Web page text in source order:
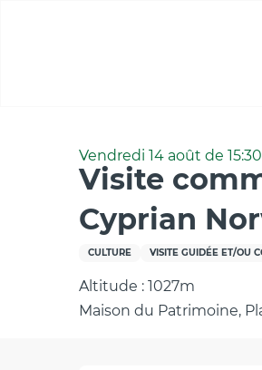
Vendredi 14 août de
Visite
Cyprian
CULTURE VISITE GUIDÉE ET/OU
Altitude : 1027m
Maison du Patrimoine,